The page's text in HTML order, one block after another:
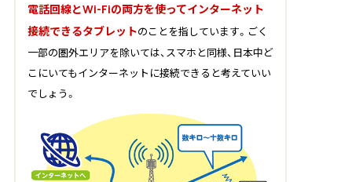
電話回線とWi-Fiの両方を使ってインターネット
接続できるタブレットのことを指しています。ごく
一部の圏外エリアを除いては、スマホと同様、日本中ど
こにいてもインターネットに接続できると考えていい
でしょう。